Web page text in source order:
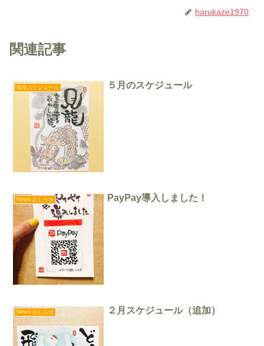
harukaze1970
関連記事
幸座スケジュール ５月のスケジュール
News おしらせ PayPay導入しました！
News おしらせ ２月スケジュール（追加）